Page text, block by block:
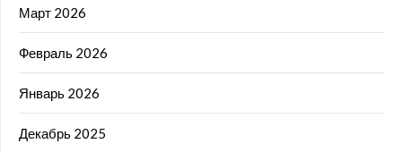
Март 2026
Февраль 2026
Январь 2026
Декабрь 2025